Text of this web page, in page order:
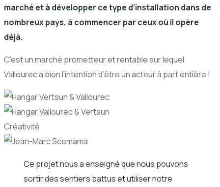
marché et à développer ce type d’installation dans de
nombreux pays, à commencer par ceux où il opère
déjà.
C’est un marché prometteur et rentable sur lequel
Vallourec a bien l’intention d’être un acteur à part entière !
Créativité
Ce projet nous a enseigné que nous pouvons
sortir des sentiers battus et utiliser notre